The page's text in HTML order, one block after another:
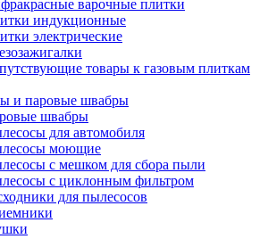
варочные плитки
индукционные
электрические
товары к газовым плиткам
и паровые швабры
швабры
для автомобиля
моющие
с мешком для сбора пыли
с циклонным фильтром
для пылесосов